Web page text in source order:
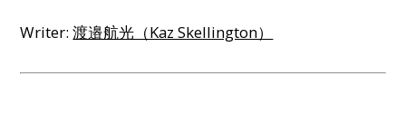
Writer:渡邉航光（Kaz Skellington）